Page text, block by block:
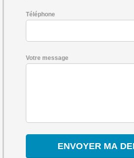
Téléphone
Votre message